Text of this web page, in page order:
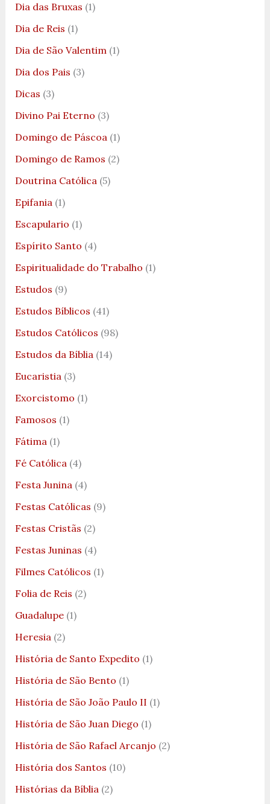
Dia das Bruxas (1)
Dia de Reis (1)
Dia de São Valentim(1)
Dia dos Pais (3)
Dicas (3)
Divino Pai Eterno (3)
Domingo de Páscoa(1)
Domingo de Ramos (2)
Doutrina Católica(5)
Epifania(1)
Escapulario (1)
Espírito Santo (4)
Espiritualidade do Trabalho (1)
Estudos (9)
Estudos Bíblicos (41)
Estudos Católicos (98)
Estudos da Bíblia(14)
Eucaristia(3)
Exorcistomo (1)
Famosos (1)
Fátima(1)
Fé Católica(4)
Festa Junina(4)
Festas Católicas (9)
Festas Cristãs (2)
Festas Juninas (4)
Filmes Católicos (1)
Folia de Reis (2)
Guadalupe(1)
Heresia(2)
História de Santo Expedito (1)
História de São Bento (1)
História de São João Paulo II (1)
História de São Juan Diego (1)
História de São Rafael Arcanjo (2)
História dos Santos (10)
Histórias da Bíblia(2)